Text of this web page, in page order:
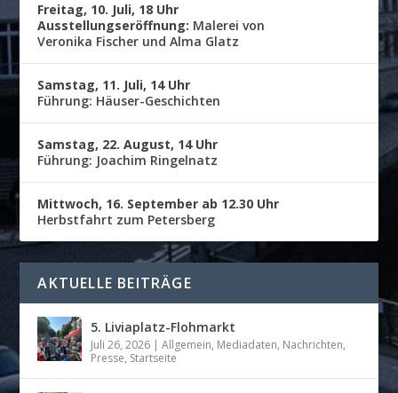
Freitag, 10. Juli, 18 Uhr
Ausstellungseröffnung: Malerei von
Veronika Fischer und Alma Glatz
Samstag, 11. Juli, 14 Uhr
Führung: Häuser-Geschichten
Samstag, 22. August, 14 Uhr
Führung: Joachim Ringelnatz
Mittwoch, 16. September ab 12.30 Uhr
Herbstfahrt zum Petersberg
AKTUELLE BEITRÄGE
5. Liviaplatz-Flohmarkt
Juli 26, 2026 |Allgemein, Mediadaten, Nachrichten,
Presse, Startseite